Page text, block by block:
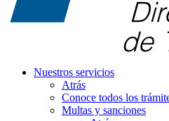
Nuestros servicios
Atrás
Conoce todos los
Multas y sanciones